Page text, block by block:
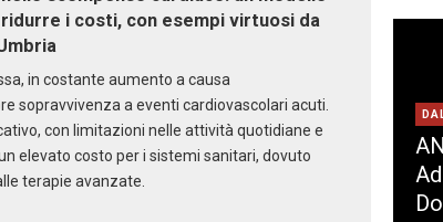
i costi, con esempi virtuosi da
in costante aumento a causa
sopravvivenza a eventi cardiovascolari acuti.
con limitazioni nelle attività quotidiane e
elevato costo per i sistemi sanitari, dovuto
terapie avanzate.